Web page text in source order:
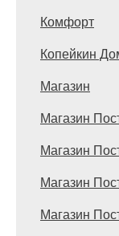
Комфорт
Копейкин
Магазин
Магазин
Магазин
Магазин
Магазин